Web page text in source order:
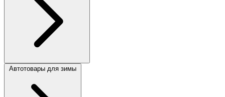
Автотовары для зимы